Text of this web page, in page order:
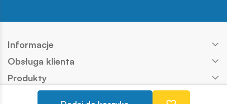
Informacje
Obsługa klienta
Produkty
Kontakt